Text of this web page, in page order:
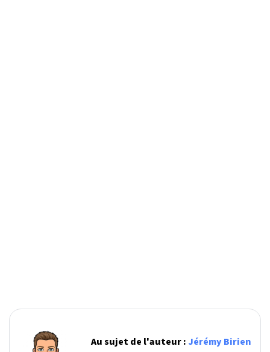
Au sujet de l'auteur : Jérémy Birien